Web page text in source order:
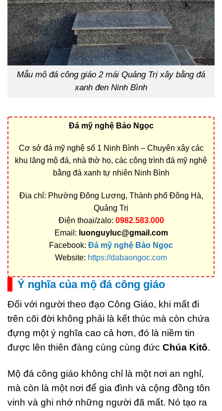
Mẫu mộ đá công giáo 2 mái Quảng Trị xây bằng đá
xanh đen Ninh Bình
Đá mỹ nghệ Bảo Ngọc
Cơ sở đá mỹ nghệ số 1 Ninh Bình – Chuyên xây các
khu lăng mộ đá, nhà thờ họ, các công trình đá mỹ nghệ
bằng đá xanh tự nhiên Ninh Bình
Địa chỉ: Phường Đông Lương, Thành phố Đông Hà,
Quảng Trị
Điện thoại/zalo: 0982.583.000
Email: luonguyluc@gmail.com
Facebook: Đá mỹ nghệ Bảo Ngọc
Website: https://dabaongoc.com
Ý nghĩa của mộ đá công giáo
Đối với người theo đạo Công Giáo, khi mất đi
trên cõi đời không phải là kết thúc mà còn chứa
đựng một ý nghĩa cao cả hơn, đó là niềm tin
được lên thiên đàng cùng cùng đức Chúa Kitô.
Mộ đá công giáo không chỉ là một nơi an nghỉ,
mà còn là một nơi để gia đình và cộng đồng tôn
vinh và ghi nhớ những người đã mất. Nó tạo ra